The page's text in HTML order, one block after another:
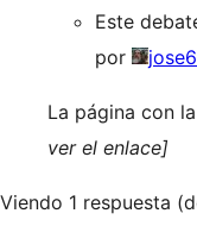
Este
por
La página con
ver el enlace]
Viendo 1 respuesta